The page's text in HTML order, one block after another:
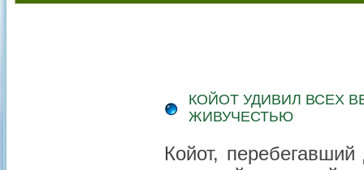
КОЙОТ УДИВИЛ ВСЕХ
ЖИВУЧЕСТЬЮ
Койот,